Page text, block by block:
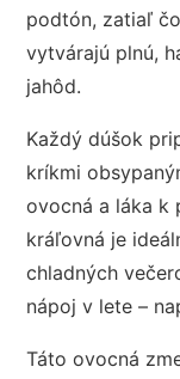
podtón, zatiaľ
vytvárajú plnú,
jahôd.
Každý dúšok
kríkmi
ovocná a láka k
kráľovná je
chladných
nápoj v lete –
Táto ovocná